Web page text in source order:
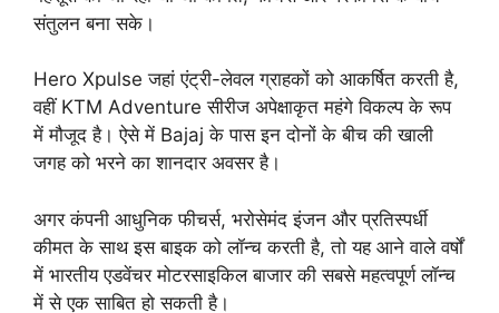
संतुलन बना सके।
Hero Xpulse जहां एंट्री-लेवल ग्राहकों को आकर्षित करती है,
वहीं KTM Adventure सीरीज अपेक्षाकृत महंगे विकल्प के रूप
में मौजूद है। ऐसे में Bajaj के पास इन दोनों के बीच की खाली
जगह को भरने का शानदार अवसर है।
अगर कंपनी आधुनिक फीचर्स, भरोसेमंद इंजन और प्रतिस्पर्धी
कीमत के साथ इस बाइक को लॉन्च करती है, तो यह आने वाले वर्षों
में भारतीय एडवेंचर मोटरसाइकिल बाजार की सबसे महत्वपूर्ण लॉन्च
में से एक साबित हो सकती है।